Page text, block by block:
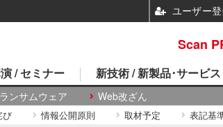
ランサムウェア Web改ざん
/ セミナー 新技術 / 新製品･サービ
び 情報公開原則 取材予定 表記基
Scan
ユーザー